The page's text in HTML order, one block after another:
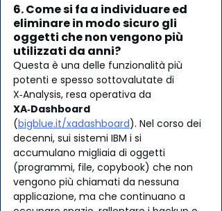
6. Come si fa a individuare ed
eliminare in modo sicuro gli
oggetti che non vengono più
utilizzati da anni?
Questa è una delle funzionalità più
potenti e spesso sottovalutate di
X‑Analysis, resa operativa da
XA‑Dashboard
(bigblue.it/xadashboard). Nel corso dei
decenni, sui sistemi IBM i si
accumulano migliaia di oggetti
(programmi, file, copybook) che non
vengono più chiamati da nessuna
applicazione, ma che continuano a